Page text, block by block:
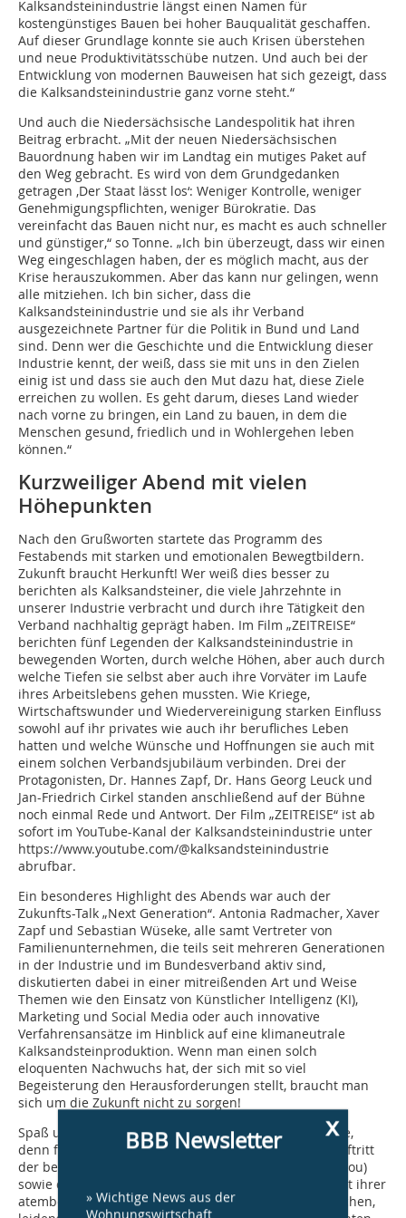
Kalksandsteinindustrie längst einen Namen für
kostengünstiges Bauen bei hoher Bauqualität geschaffen.
Auf dieser Grundlage konnte sie auch Krisen überstehen
und neue Produktivitätsschübe nutzen. Und auch bei der
Entwicklung von modernen Bauweisen hat sich gezeigt, dass
die Kalksandsteinindustrie ganz vorne steht.“
Und auch die Niedersächsische Landespolitik hat ihren
Beitrag erbracht. „Mit der neuen Niedersächsischen
Bauordnung haben wir im Landtag ein mutiges Paket auf
den Weg gebracht. Es wird von dem Grundgedanken
getragen ‚Der Staat lässt los‘: Weniger Kontrolle, weniger
Genehmigungspflichten, weniger Bürokratie. Das
vereinfacht das Bauen nicht nur, es macht es auch schneller
und günstiger,“ so Tonne. „Ich bin überzeugt, dass wir einen
Weg eingeschlagen haben, der es möglich macht, aus der
Krise herauszukommen. Aber das kann nur gelingen, wenn
alle mitziehen. Ich bin sicher, dass die
Kalksandsteinindustrie und sie als ihr Verband
ausgezeichnete Partner für die Politik in Bund und Land
sind. Denn wer die Geschichte und die Entwicklung dieser
Industrie kennt, der weiß, dass sie mit uns in den Zielen
einig ist und dass sie auch den Mut dazu hat, diese Ziele
erreichen zu wollen. Es geht darum, dieses Land wieder
nach vorne zu bringen, ein Land zu bauen, in dem die
Menschen gesund, friedlich und in Wohlergehen leben
können.“
Kurzweiliger Abend mit vielen
Höhepunkten
Nach den Grußworten startete das Programm des
Festabends mit starken und emotionalen Bewegtbildern.
Zukunft braucht Herkunft! Wer weiß dies besser zu
berichten als Kalksandsteiner, die viele Jahrzehnte in
unserer Industrie verbracht und durch ihre Tätigkeit den
Verband nachhaltig geprägt haben. Im Film „ZEITREISE“
berichten fünf Legenden der Kalksandsteinindustrie in
bewegenden Worten, durch welche Höhen, aber auch durch
welche Tiefen sie selbst aber auch ihre Vorväter im Laufe
ihres Arbeitslebens gehen mussten. Wie Kriege,
Wirtschaftswunder und Wiedervereinigung starken Einfluss
sowohl auf ihr privates wie auch ihr berufliches Leben
hatten und welche Wünsche und Hoffnungen sie auch mit
einem solchen Verbandsjubiläum verbinden. Drei der
Protagonisten, Dr. Hannes Zapf, Dr. Hans Georg Leuck und
Jan-Friedrich Cirkel standen anschließend auf der Bühne
noch einmal Rede und Antwort. Der Film „ZEITREISE“ ist ab
sofort im YouTube-Kanal der Kalksandsteinindustrie unter
https://www.youtube.com/@kalksandsteinindustrie
abrufbar.
Ein besonderes Highlight des Abends war auch der
Zukunfts-Talk „Next Generation“. Antonia Radmacher, Xaver
Zapf und Sebastian Wüseke, alle samt Vertreter von
Familienunternehmen, die teils seit mehreren Generationen
in der Industrie und im Bundesverband aktiv sind,
diskutierten dabei in einer mitreißenden Art und Weise
Themen wie den Einsatz von Künstlicher Intelligenz (KI),
Marketing und Social Media oder auch innovative
Verfahrensansätze im Hinblick auf eine klimaneutrale
Kalksandsteinproduktion. Wenn man einen solch
eloquenten Nachwuchs hat, der sich mit so viel
Begeisterung den Herausforderungen stellt, braucht man
sich um die Zukunft nicht zu sorgen!
Spaß und Freude hatten aber auch alle anderen Gäste,
denn für eine besondere Überraschung sorgte der Auftritt
der besten deutschen Breakerin Sanja Jilwan Rasul (Jilou)
sowie der polnischen Meisterin, Paulina Starus, die mit ihrer
atemberaubenden Ausstrahlung und ihren energetischen,
x
BBB Newsletter
» Wichtige News aus der
Wohnungswirtschaft